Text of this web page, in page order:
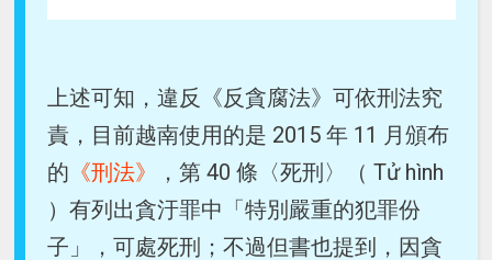
上述可知，違反《反貪腐法》可依刑法究
責，目前越南使用的是 2015 年 11 月頒布
的 《刑法》
，第 40 條〈死刑〉（ Tử hình
）有列出貪汙罪中「特別嚴重的犯罪份
子」，可處死刑；不過但書也提到，因貪